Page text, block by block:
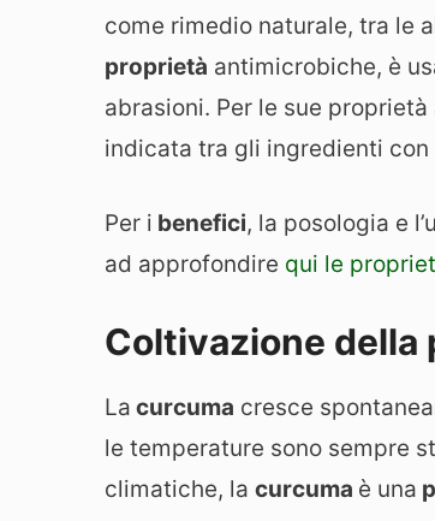
come rimedio naturale, tra le
proprietà antimicrobiche, è
abrasioni. Per le sue
indicata tra gli ingredienti con
Per i benefici, la posologia e
ad approfondire qui le
Coltivazione della
La curcuma cresce
le temperature sono sempre
climatiche, la curcuma è una